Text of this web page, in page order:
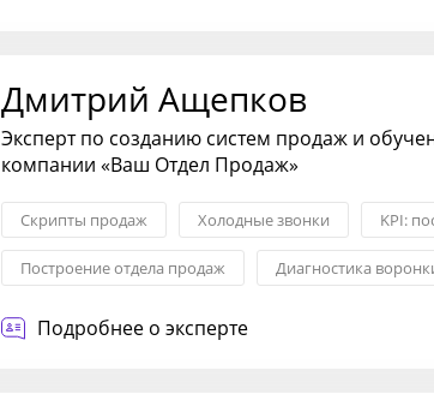
Дмитрий Ащепков
Эксперт по созданию систем продаж и
компании «Ваш Отдел Продаж»
Скрипты продаж Холодные звонки KPI:
Построение отдела продаж Диагностика
Обучение сотрудников ОП
Подробнее о эксперте